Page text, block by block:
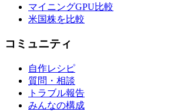
マイニングGPU比較
米国株を比較
コミュニティ
自作レシピ
質問・相談
トラブル報告
みんなの構成